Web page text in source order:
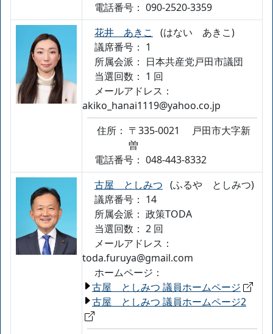
電話番号： 090-2520-3359
花井 あきこ
(はない あきこ)
議席番号： 1
所属会派： 日本共産党戸田市議団
当選回数： 1 回
メールアドレス：
akiko_hanai1119@yahoo.co.jp
住所： 〒335-0021
戸田市大字新
曽
電話番号： 048-443-8332
古屋 としみつ (ふるや としみつ)
議席番号： 14
所属会派： 政策TODA
当選回数： 2 回
メールアドレス：
toda.furuya@gmail.com
ホームページ：
古屋 としみつ 議員ホームページ
古屋 としみつ 議員ホームページ2